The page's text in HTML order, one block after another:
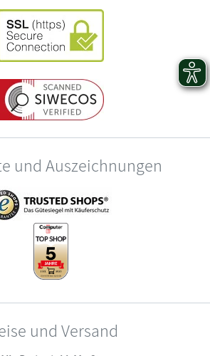
und Auszeichnungen
und Versand